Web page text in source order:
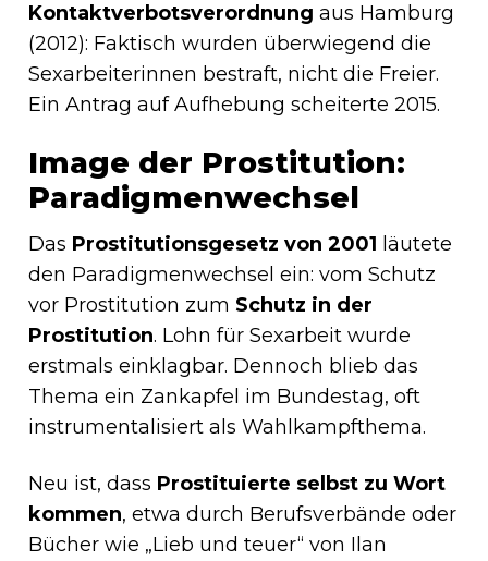
Kontaktverbotsverordnung aus Hamburg
(2012): Faktisch wurden überwiegend die
Sexarbeiterinnen bestraft, nicht die Freier.
Ein Antrag auf Aufhebung scheiterte 2015.
Image der Prostitution:
Paradigmenwechsel
Das Prostitutionsgesetz von 2001 läutete
den Paradigmenwechsel ein: vom Schutz
vor Prostitution zum Schutz in der
Prostitution. Lohn für Sexarbeit wurde
erstmals einklagbar. Dennoch blieb das
Thema ein Zankapfel im Bundestag, oft
instrumentalisiert als Wahlkampfthema.
Neu ist, dass Prostituierte selbst zu Wort
kommen, etwa durch Berufsverbände oder
Bücher wie „Lieb und teuer“ von Ilan